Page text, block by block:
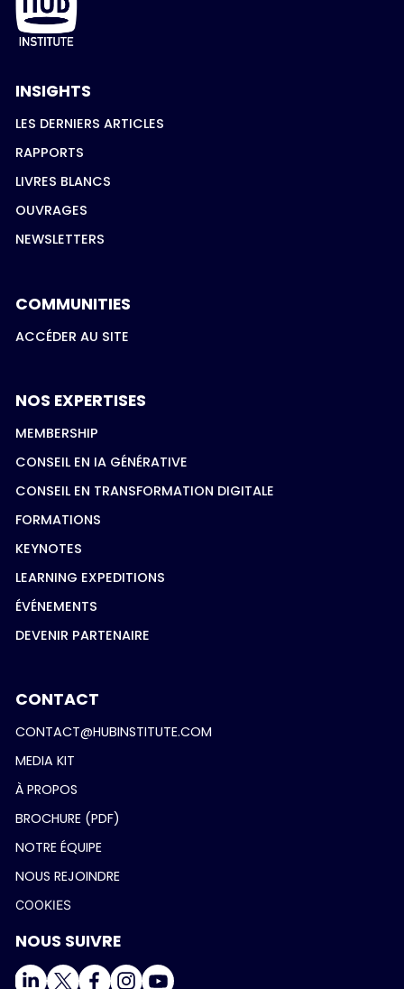
INSIGHTS
LES DERNIERS ARTICLES
RAPPORTS
LIVRES BLANCS
OUVRAGES
NEWSLETTERS
COMMUNITIES
ACCÉDER AU SITE
NOS EXPERTISES
MEMBERSHIP
CONSEIL EN IA GÉNÉRATIVE
CONSEIL EN TRANSFORMATION DIGITALE
FORMATIONS
KEYNOTES
LEARNING EXPEDITIONS
ÉVÉNEMENTS
DEVENIR PARTENAIRE
CONTACT
CONTACT@HUBINSTITUTE.COM
MEDIA KIT
À PROPOS
BROCHURE (PDF)
NOTRE ÉQUIPE
NOUS REJOINDRE
COOKIES
NOUS SUIVRE